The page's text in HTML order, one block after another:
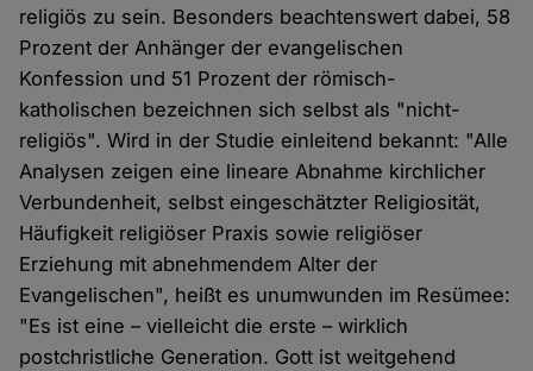
religiös zu sein. Besonders beachtenswert dabei, 58
Prozent der Anhänger der evangelischen
Konfession und 51 Prozent der römisch-
katholischen bezeichnen sich selbst als "nicht-
religiös". Wird in der Studie einleitend bekannt: "Alle
Analysen zeigen eine lineare Abnahme kirchlicher
Verbundenheit, selbst eingeschätzter Religiosität,
Häufigkeit religiöser Praxis sowie religiöser
Erziehung mit abnehmendem Alter der
Evangelischen", heißt es unumwunden im Resümee:
"Es ist eine – vielleicht die erste – wirklich
postchristliche Generation. Gott ist weitgehend